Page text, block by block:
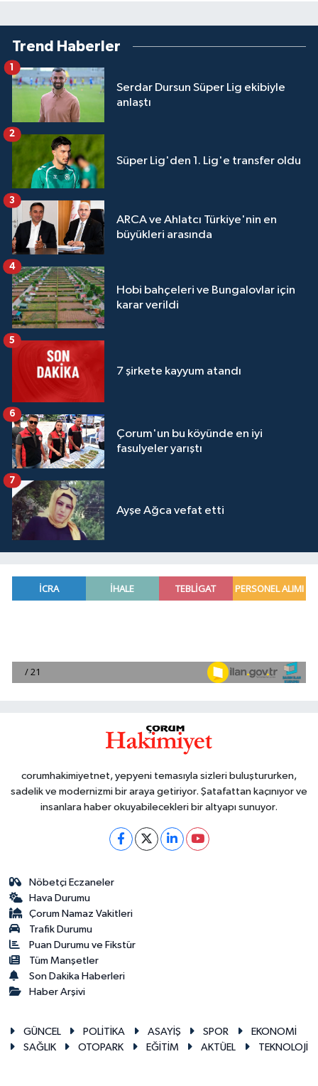
Trend Haberler
Serdar Dursun Süper Lig ekibiyle
anlaştı
1
Süper Lig'den 1. Lig'e transfer oldu
2
ARCA ve Ahlatcı Türkiye'nin en
büyükleri arasında
3
Hobi bahçeleri ve Bungalovlar için
karar verildi
4
7 şirkete kayyum atandı
5
Çorum'un bu köyünde en iyi
fasulyeler yarıştı
6
Ayşe Ağca vefat etti
7
corumhakimiyetnet, yepyeni temasıyla sizleri buluştururken,
sadelik ve modernizmi bir araya getiriyor. Şatafattan kaçınıyor ve
insanlara haber okuyabilecekleri bir altyapı sunuyor.
Nöbetçi Eczaneler
Hava Durumu
Çorum Namaz Vakitleri
Trafik Durumu
Puan Durumu ve Fikstür
Tüm Manşetler
Son Dakika Haberleri
Haber Arşivi
GÜNCEL POLİTİKA ASAYİŞ SPOR
EKONOMİ
SAĞLIK
OTOPARK EĞİTİM AKTÜEL TEKNOLOJİ